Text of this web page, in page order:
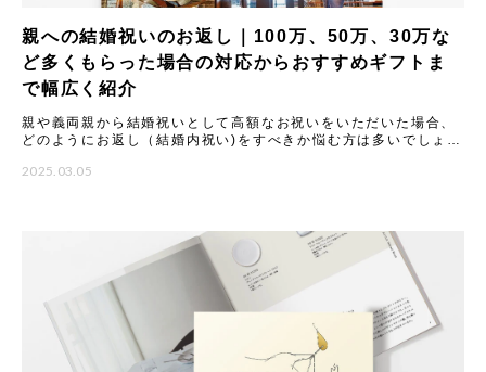
親への結婚祝いのお返し｜100万、50万、30万な
ど多くもらった場合の対応からおすすめギフトま
で幅広く紹介
親や義両親から結婚祝いとして高額なお祝いをいただいた場合、
どのようにお返し（結婚内祝い)をすべきか悩む方は多いでしょ
100
2025.03.05